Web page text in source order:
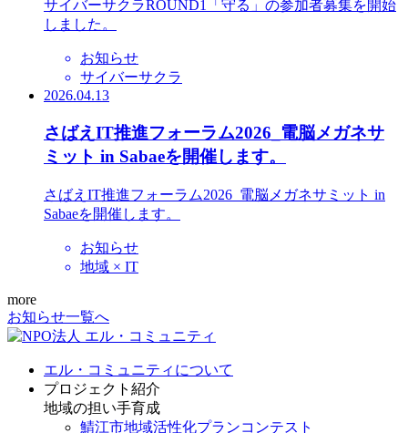
サイバーサクラROUND1「守る」の参加者募集を開始
しました。
お知らせ
サイバーサクラ
2026.04.13
さばえIT推進フォーラム2026_電脳メガネサ
ミット in Sabaeを開催します。
さばえIT推進フォーラム2026_電脳メガネサミット in
Sabaeを開催します。
お知らせ
地域 × IT
more
お知らせ一覧へ
エル・コミュニティについて
プロジェクト紹介
地域の担い手育成
鯖江市地域活性化プランコンテスト